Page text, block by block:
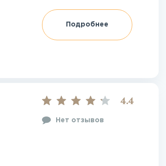
Подробнее
4.4
Нет отзывов